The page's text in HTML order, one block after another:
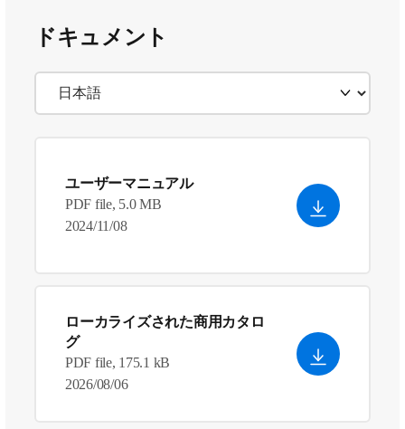
ドキュメント
ユーザーマニュアル
PDF file, 5.0 MB
2024/11/08
ローカライズされた商用カタロ
グ
PDF file, 175.1 kB
2026/08/06